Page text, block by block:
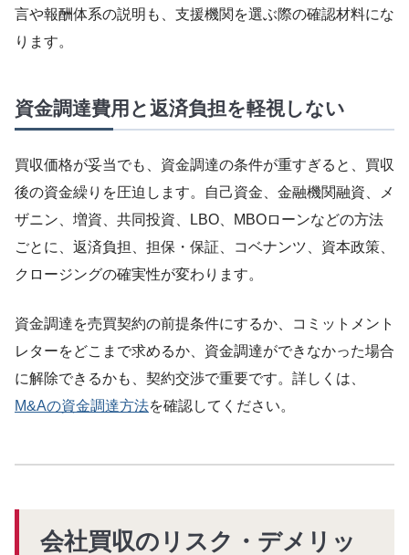
言や報酬体系の説明も、支援機関を選ぶ際の確認材料にな
ります。
資金調達費用と返済負担を軽視しない
買収価格が妥当でも、資金調達の条件が重すぎると、買収
後の資金繰りを圧迫します。自己資金、金融機関融資、メ
ザニン、増資、共同投資、LBO、MBOローンなどの方法
ごとに、返済負担、担保・保証、コベナンツ、資本政策、
クロージングの確実性が変わります。
資金調達を売買契約の前提条件にするか、コミットメント
レターをどこまで求めるか、資金調達ができなかった場合
に解除できるかも、契約交渉で重要です。詳しくは、
M&Aの資金調達方法を確認してください。
会社買収のリスク・デメリッ